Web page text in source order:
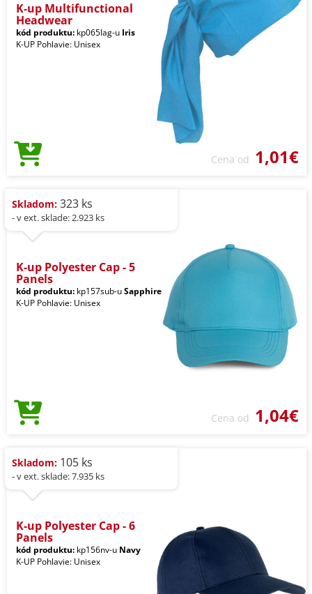
K-up Multifunctional
Headwear
kód produktu: kp065lag-u Iris
K-UP Pohlavie: Unisex
Cena od 1,01€
Skladom: 323 ks
- v ext. sklade: 2.923 ks
K-up Polyester Cap - 5
Panels
kód produktu: kp157sub-uSapphire
K-UP Pohlavie: Unisex
Cena od 1,04€
Skladom: 105 ks
- v ext. sklade: 7.935 ks
K-up Polyester Cap - 6
Panels
kód produktu: kp156nv-u Navy
K-UP Pohlavie: Unisex